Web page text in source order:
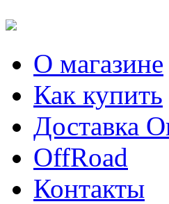
О магазине
Как купить
Доставка
OffRoad
Контакты